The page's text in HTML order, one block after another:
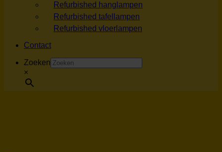
Refurbished hanglampen
Refurbished tafellampen
Refurbished vloerlampen
Contact
Zoeken
×